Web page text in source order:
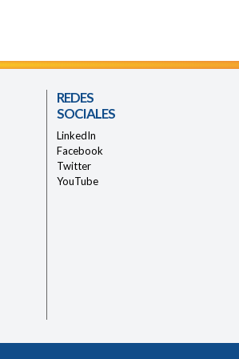
REDES
SOCIALES
LinkedIn
Facebook
Twitter
YouTube